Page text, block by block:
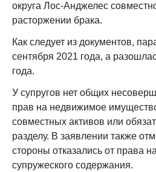
округа Лос-Анджелес
расторжении брака.
Как следует из документов,
сентября 2021 года, а
года.
У супругов нет общих
прав на недвижимое
совместных активов или
разделу. В заявлении также
стороны отказались от права
супружеского содержания.